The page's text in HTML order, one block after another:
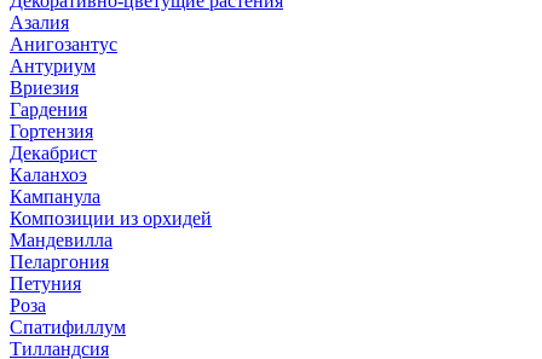
Азалия
Анигозантус
Антуриум
Вриезия
Гардения
Гортензия
Декабрист
Каланхоэ
Кампанула
Композиции из орхидей
Мандевилла
Пеларгония
Петуния
Роза
Спатифиллум
Тилландсия